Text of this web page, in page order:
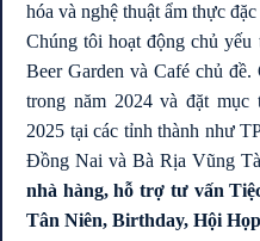
hóa và nghệ thuật ẩm thực
Chúng tôi hoạt động chủ yếu
Beer Garden và Café chủ
trong năm 2024 và đặt mục
2025 tại các tỉnh thành như
Đồng Nai và Bà Rịa Vũng
nhà hàng, hỗ trợ tư vấn
Tân Niên, Birthday, Hội